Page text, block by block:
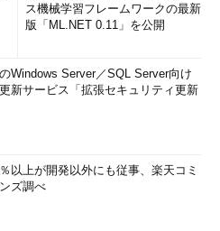
［スタイル］の画面
選択する。
択すると、［スター
Start Menu 8の設定］ダイアロ
ン］を選択し、右ペインで好きな
［一般設定］［メニュー］［ユー
ス機械学習フレームワークの最新
版「ML.NET 0.11」を公開
Windows Server／SQL Server向け
新サービス「拡張セキュリティ更新
以上が開発以外にも従事、楽天コミ
ズ調べ